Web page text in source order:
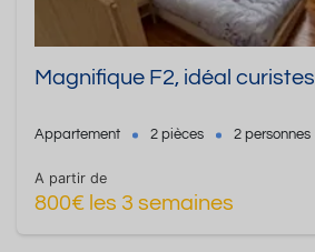
Magnifique F2, idéal curistes
Appartement 2 pièces 2 personnes
A partir de
800€ les 3 semaines